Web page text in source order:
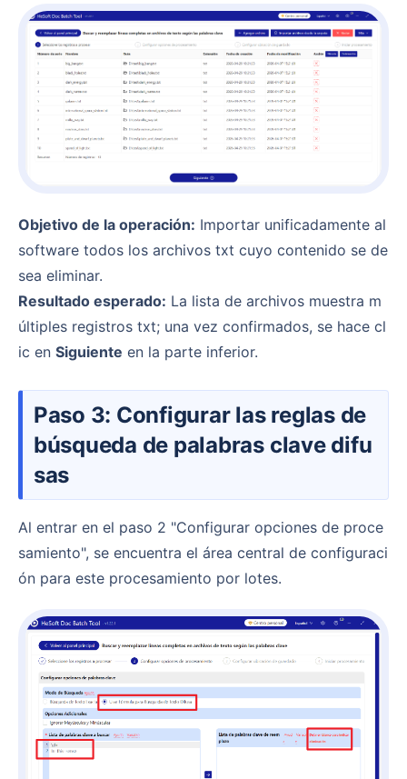
Objetivo de la operación: Importar unificadamente al
software todos los archivos txt cuyo contenido se de
sea eliminar.
Resultado esperado: La lista de archivos muestra m
últiples registros txt; una vez confirmados, se hace cl
ic en Siguiente en la parte inferior.
Paso 3: Configurar las reglas de
búsqueda de palabras clave difu
sas
Al entrar en el paso 2 "Configurar opciones de proce
samiento", se encuentra el área central de configuraci
ón para este procesamiento por lotes.